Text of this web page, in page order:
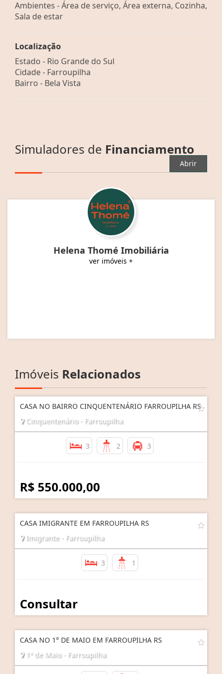
Ambientes - Área de serviço, Área externa, Cozinha,
Sala de estar
Localização
Estado - Rio Grande do Sul
Cidade - Farroupilha
Bairro - Bela Vista
Simuladores de Financiamento
Abrir
Helena Thomé Imobiliária
ver imóveis +
Imóveis Relacionados
CASA NO BAIRRO CINQUENTENÁRIO FARROUPILHA RS
Cinquentenário - Farroupilha
3 2 3
R$ 550.000,00
CASA IMIGRANTE EM FARROUPILHA RS
Imigrante - Farroupilha
3 1
Consultar
CASA NO 1° DE MAIO EM FARROUPILHA RS
1º de Maio - Farroupilha